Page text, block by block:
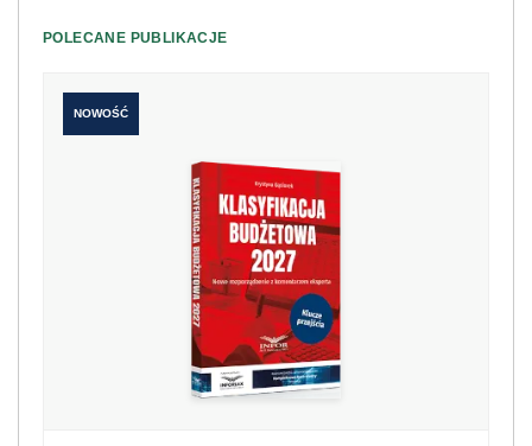
POLECANE PUBLIKACJE
NOWOŚĆ